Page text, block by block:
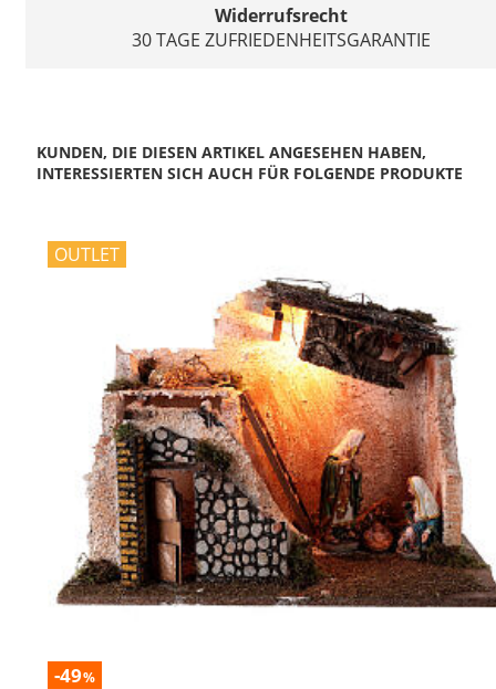
Widerrufsrecht
30 TAGE ZUFRIEDENHEITSGARANTIE
KUNDEN, DIE DIESEN ARTIKEL ANGESEHEN HABEN,
INTERESSIERTEN SICH AUCH FÜR FOLGENDE PRODUKTE
OUTLET
-49%